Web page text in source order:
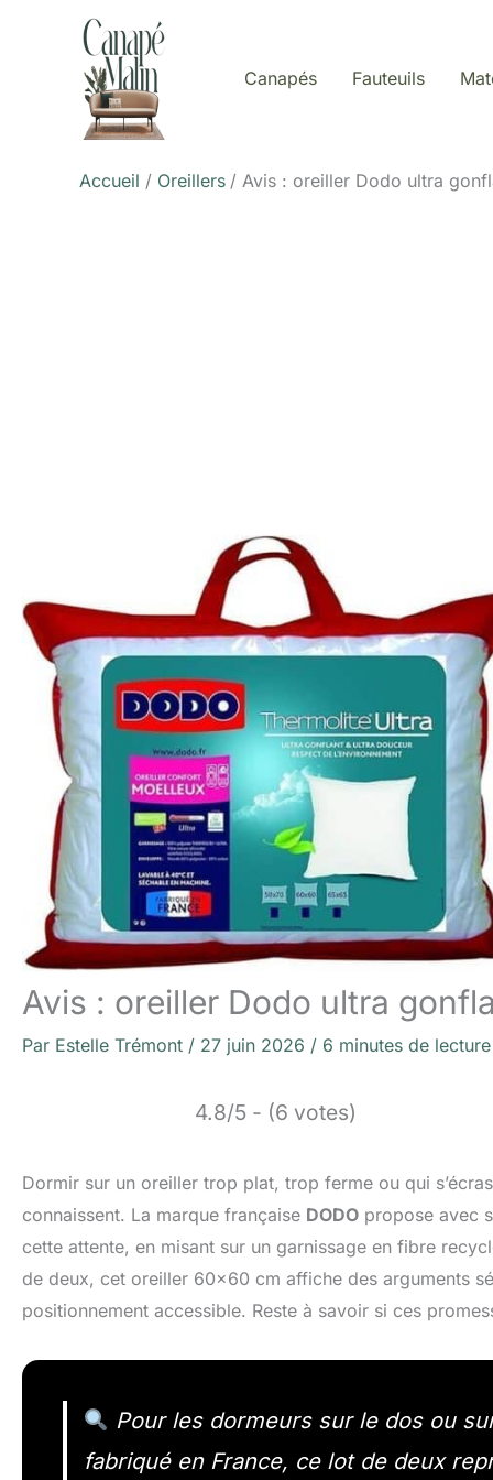
Canapés Fauteuils
Accueil Oreillers Avis : oreiller Dodo ultra
Avis : oreiller Dodo ultra
Par Estelle Trémont / 27 juin 2026 / 6 minutes de lecture
4.8/5 - (6 votes)
Dormir sur un oreiller trop plat, trop ferme ou qui
connaissent. La marque française DODO propose avec
cette attente, en misant sur un garnissage en fibre
de deux, cet oreiller 60×60 cm affiche des arguments
positionnement accessible. Reste à savoir si ces
Pour les dormeurs sur le dos ou
fabriqué en France, ce lot de deux